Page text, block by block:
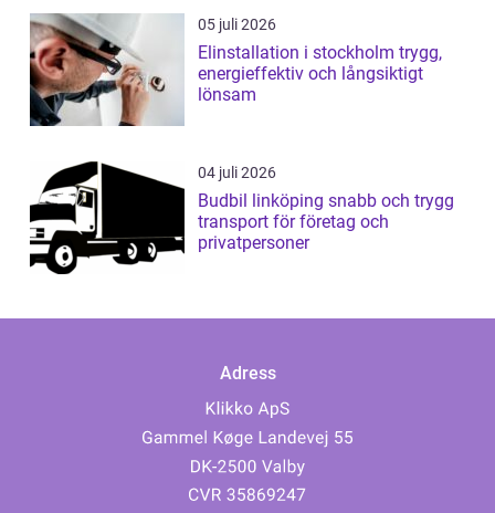
05 juli 2026
Elinstallation i stockholm trygg,
energieffektiv och långsiktigt
lönsam
04 juli 2026
Budbil linköping snabb och trygg
transport för företag och
privatpersoner
Adress